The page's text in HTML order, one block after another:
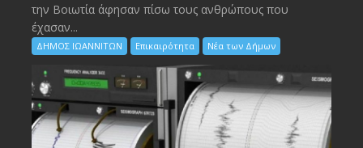
την Bοιωτία άφησαν πίσω τους ανθρώπους που
έχασαν...
ΔΗΜΟΣ ΙΩΑΝΝΙΤΩΝ Επικαιρότητα Νέα των Δήμων